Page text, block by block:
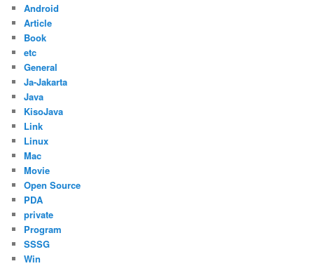
Android
Article
Book
etc
General
Ja-Jakarta
Java
KisoJava
Link
Linux
Mac
Movie
Open Source
PDA
private
Program
SSSG
Win